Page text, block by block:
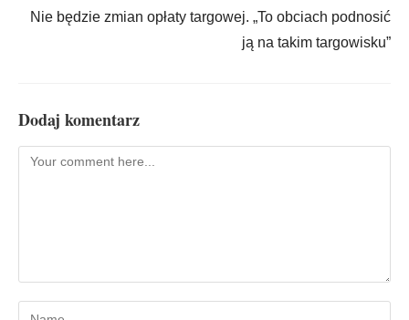
Nie będzie zmian opłaty targowej. „To obciach podnosić
ją na takim targowisku”
Dodaj komentarz